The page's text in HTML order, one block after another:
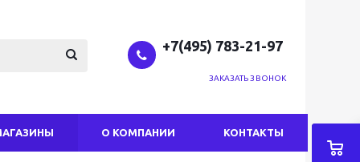
+7(495) 783-21-97
ЗАКАЗАТЬ ЗВОНОК
О КОМПАНИИ КОНТАКТЫ